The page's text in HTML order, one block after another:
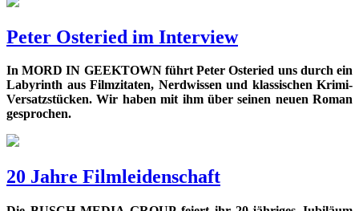
Peter Osteried im Interview
In MORD IN GEEKTOWN führt Peter Osteried uns durch ein
Labyrinth aus Filmzitaten, Nerdwissen und klassischen Krimi-
Versatzstücken. Wir haben mit ihm über seinen neuen Roman
gesprochen.
20 Jahre Filmleidenschaft